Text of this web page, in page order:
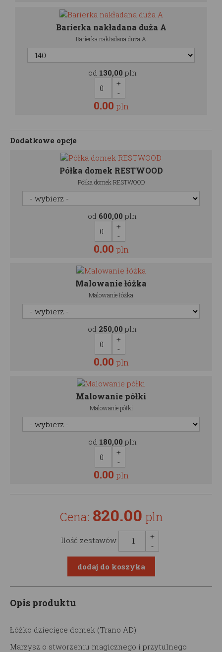
Barierka nakładana duża A
Barierka nakładana duża A
od 130,00 pln
0.00 pln
Dodatkowe opcje
Półka domek RESTWOOD
Półka domek RESTWOOD
od 600,00 pln
0.00 pln
Malowanie łóżka
Malowanie łóżka
od 250,00 pln
0.00 pln
Malowanie półki
Malowanie półki
od 180,00 pln
0.00 pln
Cena: 820.00 pln
Ilość zestawów
Opis produktu
Łóżko dziecięce domek (Trano AD)
Marzysz o stworzeniu magicznego i przytulnego